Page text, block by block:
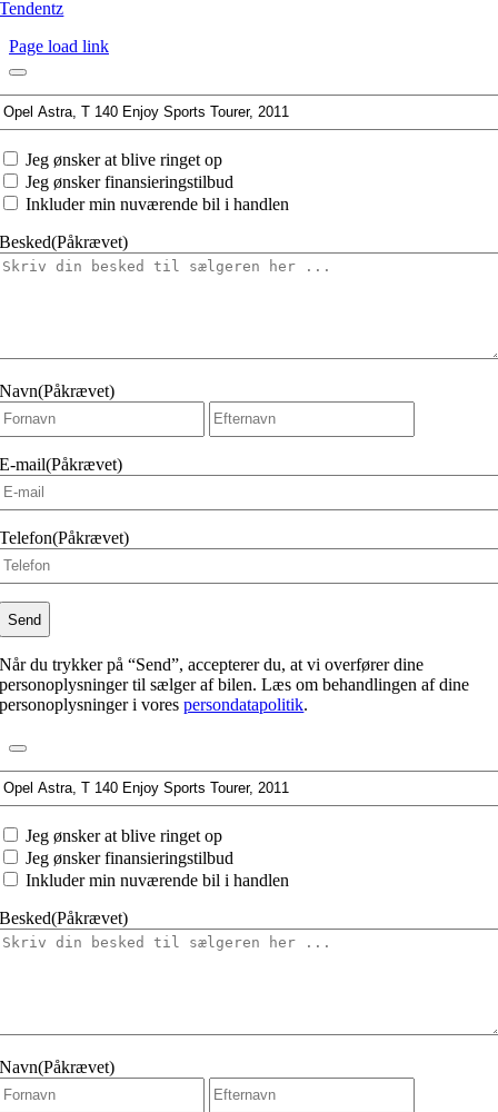
Tendentz
Page load link
Jeg ønsker at blive ringet op
Jeg ønsker finansieringstilbud
Inkluder min nuværende bil i handlen
Besked(Påkrævet)
Navn(Påkrævet)
Fornavn
E-mail(Påkrævet)
Telefon(Påkrævet)
Når du trykker på “Send”, accepterer du, at vi overfører dine
personoplysninger til sælger af bilen. Læs om behandlingen af dine
personoplysninger i vorespersondatapolitik.
Jeg ønsker at blive ringet op
Jeg ønsker finansieringstilbud
Inkluder min nuværende bil i handlen
Besked(Påkrævet)
Navn(Påkrævet)
Fornavn